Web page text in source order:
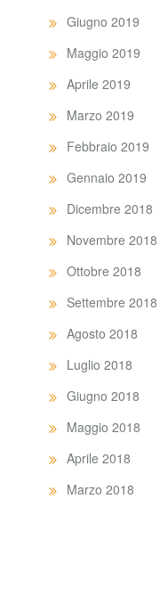
Giugno 2019
Maggio 2019
Aprile 2019
Marzo 2019
Febbraio 2019
Gennaio 2019
Dicembre 2018
Novembre 2018
Ottobre 2018
Settembre 2018
Agosto 2018
Luglio 2018
Giugno 2018
Maggio 2018
Aprile 2018
Marzo 2018